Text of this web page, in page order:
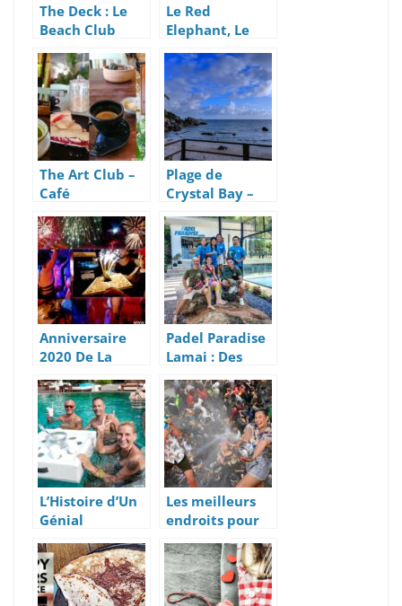
The Deck : Le
Beach Club
Tendance Et
Chic à Koh
Samui
Le Red
Elephant, Le
Grand Beach
Club avec
Piscine à Koh
Samui
The Art Club –
Café
Restaurant
Végétarien et
Végan
Plage de
Crystal Bay –
Webcam Live
Koh Samui
Anniversaire
2020 De La
Bohemia À
Lamai Beach
Padel Paradise
Lamai : Des
Terrains et des
Raquettes Pour
Tous
L’Histoire d’Un
Génial
Fabricant De
Bars Flottant
Les meilleurs
endroits pour
fêter Songkran
2024 à Koh
Samui,
Thaïlande